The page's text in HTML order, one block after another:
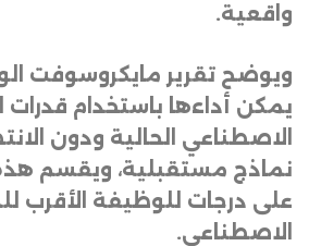
واقعية.
ويوضح تقرير مايكروسوفت
يمكن أداءها باستخدام قدرات
الاصطناعي الحالية ودون
نماذج مستقبلية، ويقسم
على درجات للوظيفة الأقرب
الاصطناعي.